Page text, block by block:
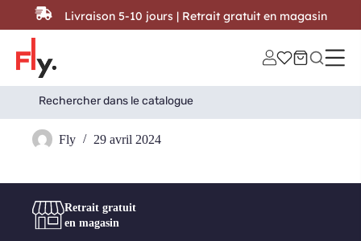
Passer au contenu
Search
for:
Search Button
Masterlight
Fly 29 avril 2024
Retrait gratuit
en magasin
Livraison 5-10 jours | Retrait gratuit en magasin